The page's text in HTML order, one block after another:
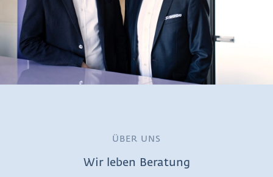
ÜBER UNS
Wir leben Beratung